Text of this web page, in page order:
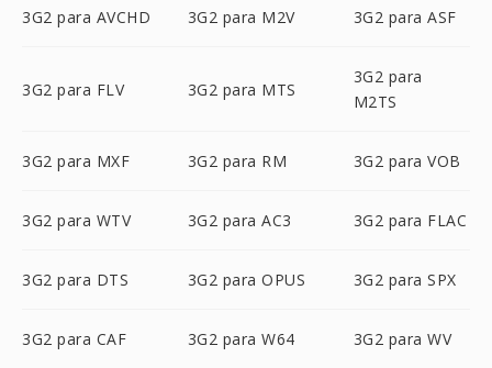
3G2 para AVCHD 3G2 para M2V 3G2 para ASF
3G2 para FLV 3G2 para MTS
3G2 para
M2TS
3G2 para MXF 3G2 para RM 3G2 para VOB
3G2 para WTV 3G2 para AC3 3G2 para FLAC
3G2 para DTS 3G2 para OPUS 3G2 para SPX
3G2 para CAF 3G2 para W64 3G2 para WV